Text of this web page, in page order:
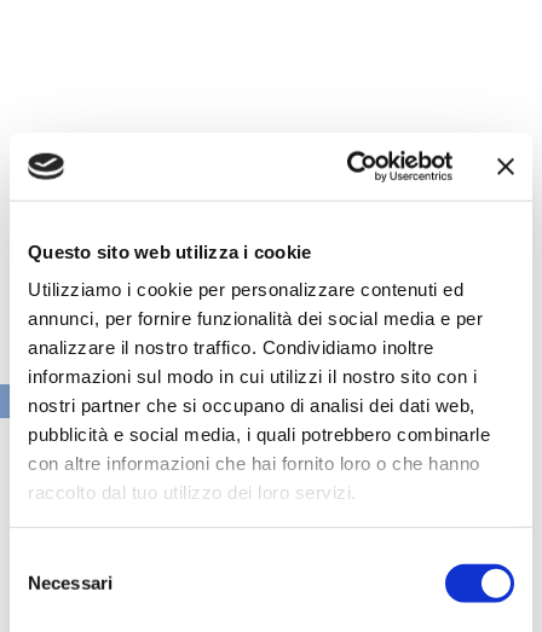
Questo sito web utilizza i cookie
Utilizziamo i cookie per personalizzare contenuti ed
annunci, per fornire funzionalità dei social media e per
analizzare il nostro traffico. Condividiamo inoltre
informazioni sul modo in cui utilizzi il nostro sito con i
nostri partner che si occupano di analisi dei dati web,
pubblicità e social media, i quali potrebbero combinarle
con altre informazioni che hai fornito loro o che hanno
raccolto dal tuo utilizzo dei loro servizi.
delNecessari
VAI ALLA SEZIONE BANCHE NEWS